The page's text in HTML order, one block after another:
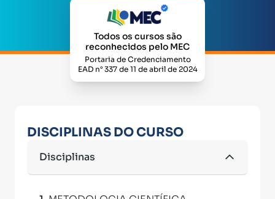
Todos os cursos são
reconhecidos pelo MEC
Portaria de Credenciamento
EAD n° 337 de 11 de abril de 2024
DISCIPLINAS DO CURSO
Disciplinas